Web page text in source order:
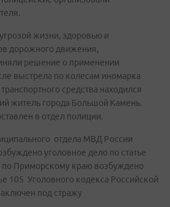
жизни, здоровью и
дорожного движения,
решение о применении
выстрела по колесам иномарка
средства находился
житель города Большой Камень.
в отдел полиции.
отдела МВД России
уголовное дело по статье
Приморскому краю возбуждено
105 Уголовного кодекса Российской
под стражу